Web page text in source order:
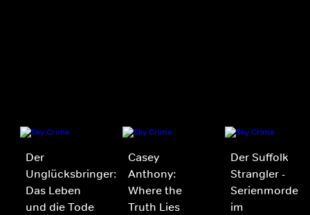
Der
Unglücksbringer:
Das Leben
und die Tode
Casey
Anthony:
Where the
Truth Lies
Der Suffolk
Strangler -
Serienmorde
im